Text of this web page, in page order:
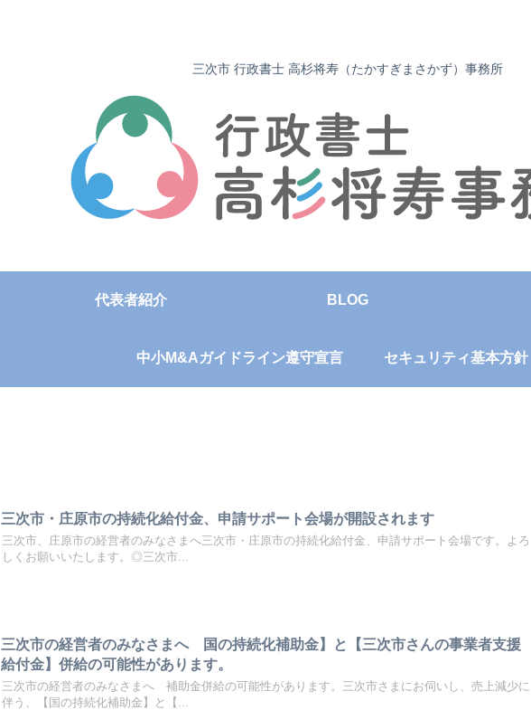
三次市 行政書士 高杉将寿（たかすぎまさかず）事務所
代表者紹介 BLOG
中小M&Aガイドライン遵守宣言 セキュリティ基本方針
三次市・庄原市の持続化給付金、申請サポート会場が開設されます
三次市、庄原市の経営者のみなさまへ三次市・庄原市の持続化給付金、申請サポート会場です。よろ
しくお願いいたします。◎三次市...
三次市の経営者のみなさまへ 国の持続化補助金】と【三次市さんの事業者支援
給付金】併給の可能性があります。
三次市の経営者のみなさまへ 補助金併給の可能性があります。三次市さまにお伺いし、売上減少に
伴う、【国の持続化補助金】と【...